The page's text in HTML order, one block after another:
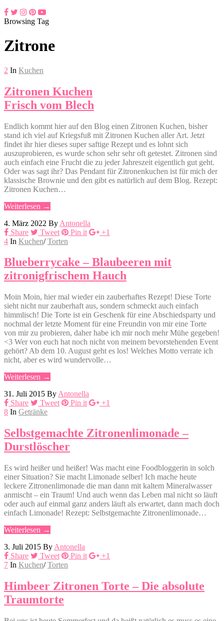
Browsing Tag
Zitrone
2 In Kuchen
Zitronen Kuchen
Frisch vom Blech
Endlich kommt hier auf den Blog einen Zitronen Kuchen, bisher
stand ich viel auf Kriegsfuß mit Zitronen Kuchen aller Art. Jetzt
findet ihr hier dieses super saftige Rezept und es lohnt sich
auszuprobieren, es wurde schon sehr sehr oft getestet. Zitronen sind
auch einfach eine Frucht die zu jeder Jahreszeit eigentlich gut geht.
Oder was sagt ihr? Das Pendant für Zitronenkuchen ist für mich der
klassische Brownie und den gibt es natürlich auf dem Blog. Rezept:
Zitronen Kuchen…
Weiterlesen →
4. März 2022 By Antonella
Share
Tweet Pin it
+1
4 In Kuchen/ Torten
Blueberrycake – Blaubeeren mit
zitronigfrischem Hauch
Moin Moin, hier mal wieder ein zauberhaftes Rezept! Diese Torte
sieht nicht nur zauberhaft aus, sondern schmeckt auch einfach
himmlisch! Die Torte ist ein Geschenk für eine Abschiedsparty und
nochmal der letzte Moment für eine Freundin von mir eine Torte
von mir zu probieren, daher habe ich mir noch mehr Mühe gegeben!
<3 Wer von euch hat noch nicht von meinem bevorstehenden Event
gehört? Ab dem 10. August geht es los! Welches Motto verrate ich
nicht, aber es wird wundervolle…
Weiterlesen →
31. Juli 2015 By Antonella
Share
Tweet Pin it
+1
8 In Getränke
Selbstgemachte Zitronenlimonade –
Durstlöscher
Es wird heißer und heißer! Was macht eine Foodbloggerin in solch
einer Situation? Sie macht Limonade selber! Ich mache heute
leckere Zitronenlimonade die man dann mit kaltem Mineralwasser
anmischt – ein Traum! Und auch wenn das Leben mal nicht so läuft
oder auch auf einmal ganz anders läuft als erwartet, dann mach doch
einfach Limonade! Rezept: Selbstgemachte Zitronenlimonade…
Weiterlesen →
3. Juli 2015 By Antonella
Share
Tweet Pin it
+1
7 In Kuchen/ Torten
Himbeer Zitronen Torte – Die absolute
Traumtorte